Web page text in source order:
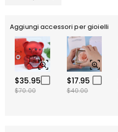
Aggiungi accessori per gioielli
$35.95
$70.00
$17.95
$40.00